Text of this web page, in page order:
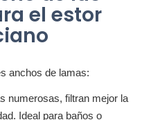
el estor
anchos de lamas:
numerosas, filtran mejor la
Ideal para baños o